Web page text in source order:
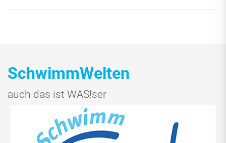
SchwimmWelten
auch das ist WAS!ser